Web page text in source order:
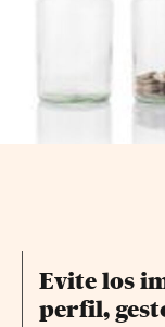
Evite los
perfil,